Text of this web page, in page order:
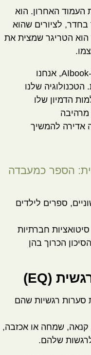
האחרון. הוא
לציורים שהוא
הוא הטריגר שמצית את
ב-AIbook, אנחנו
שלנו
הדמיון שלו
מרהיבה
אדירה להמשיך
הספר כמעבדה
ספרים לילדים
חברתיות
הכרוך בהן
סערות רגשיות שהם
קנאה, שמחה או אכזבה,
שלהם.